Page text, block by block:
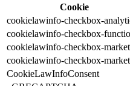
Cookie
cookielawinfo-checkbox-
cookielawinfo-checkbox-
cookielawinfo-checkbox-
cookielawinfo-checkbox-
CookieLawInfoConsent